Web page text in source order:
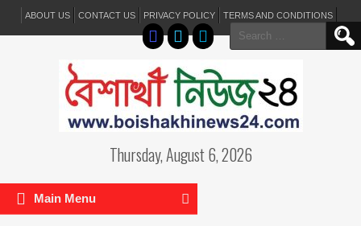
ABOUT US CONTACT US PRIVACY POLICY TERMS AND CONDITIONS
Search
for:
Thursday, August 6, 2026
Main Menu